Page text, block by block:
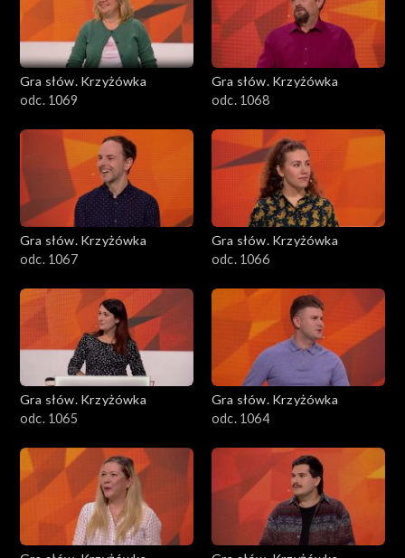
Gra słów. Krzyżówka
odc. 1069
Gra słów. Krzyżówka
odc. 1068
Gra słów. Krzyżówka
odc. 1067
Gra słów. Krzyżówka
odc. 1066
Gra słów. Krzyżówka
odc. 1065
Gra słów. Krzyżówka
odc. 1064